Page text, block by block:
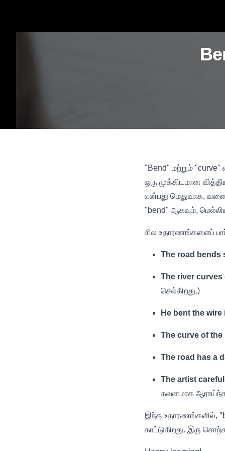
"Bend" மற்றும்
ஒரு முக்கியமான
என்பது மெதுவாக,
"bend" ஆகவும்,
சில உதாரணங்களைப்
The road bends
The river
செல்கிறது.)
He bent the
The curve of the
The road has a
The artist
கவனமாக
இந்த உதாரணங்களில்,
காட்டுகிறது. இரு